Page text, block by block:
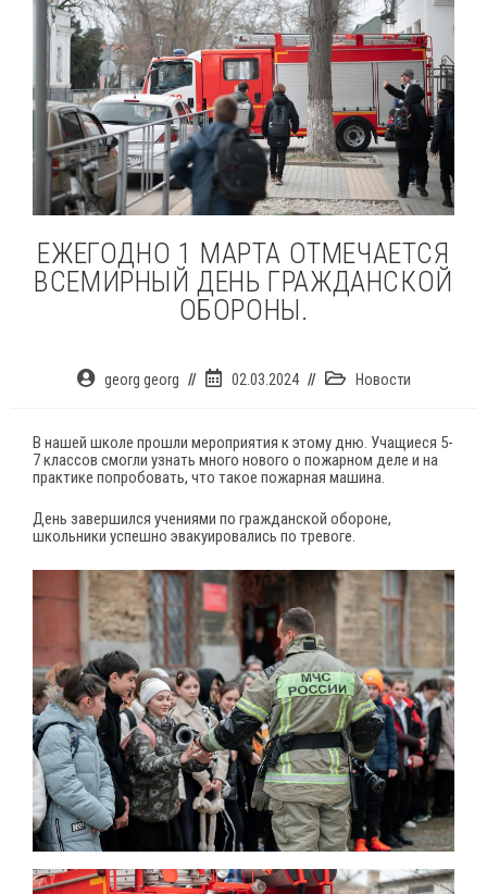
ЕЖЕГОДНО 1 МАРТА ОТМЕЧАЕТСЯ
ВСЕМИРНЫЙ ДЕНЬ ГРАЖДАНСКОЙ
ОБОРОНЫ.
Авторgeorg georg
Запись02.03.2024
РубрикаНовости
В нашей школе прошли мероприятия к этому дню. Учащиеся 5-
7 классов смогли узнать много нового о пожарном деле и на
практике попробовать, что такое пожарная машина.
День завершился учениями по гражданской обороне,
школьники успешно эвакуировались по тревоге.